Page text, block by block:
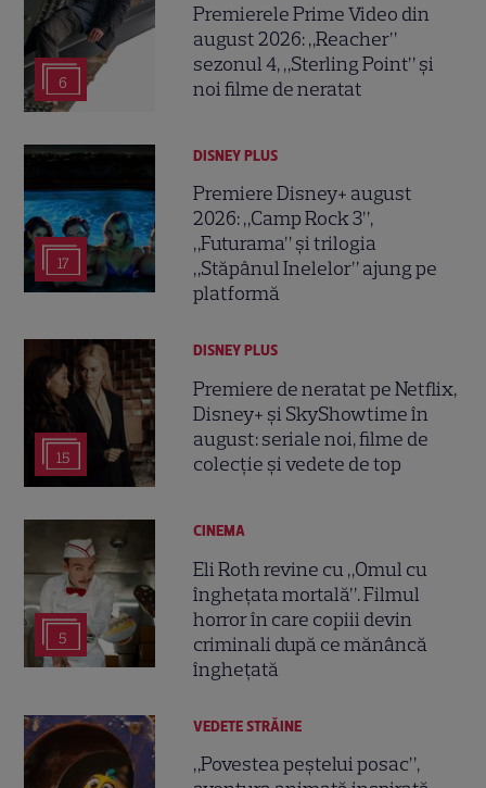
6
Premierele Prime Video din
august 2026: „Reacher”
sezonul 4, „Sterling Point” și
noi filme de neratat
17
DISNEY PLUS
Premiere Disney+ august
2026: „Camp Rock 3”,
„Futurama” și trilogia
„Stăpânul Inelelor” ajung pe
platformă
15
DISNEY PLUS
Premiere de neratat pe Netflix,
Disney+ și SkyShowtime în
august: seriale noi, filme de
colecție și vedete de top
5
CINEMA
Eli Roth revine cu „Omul cu
înghețata mortală”. Filmul
horror în care copiii devin
criminali după ce mănâncă
înghețată
VEDETE STRĂINE
„Povestea peștelui posac”,